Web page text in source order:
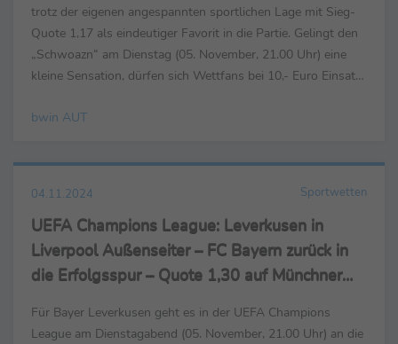
trotz der eigenen angespannten sportlichen Lage mit Sieg-
Quote 1,17 als eindeutiger Favorit in die Partie. Gelingt den
„Schwoazn“ am Dienstag (05. November, 21.00 Uhr) eine
kleine Sensation, dürfen sich Wettfans bei 10,- Euro Einsatz
bwin AUT
04.11.2024 Sportwetten
UEFA Champions League: Leverkusen in
Liverpool Außenseiter – FC Bayern zurück in
die Erfolgsspur – Quote 1,30 auf Münchner
Für Bayer Leverkusen geht es in der UEFA Champions
League am Dienstagabend (05. November, 21.00 Uhr) an die